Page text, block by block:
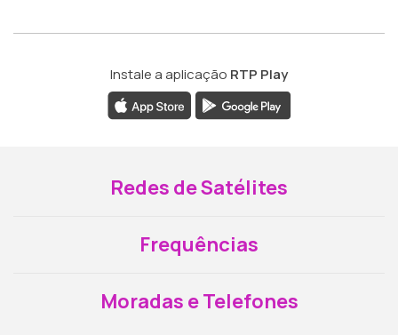
Instale a aplicação RTP Play
Redes de Satélites
Frequências
Moradas e Telefones